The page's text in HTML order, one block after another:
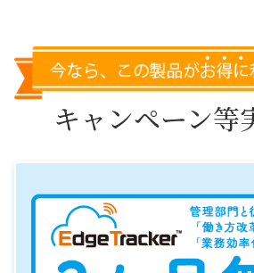
キャンペーン等